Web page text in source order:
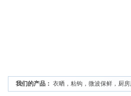
我们的产品： 衣晒 ， 粘钩 ， 微波保鲜 ， 厨